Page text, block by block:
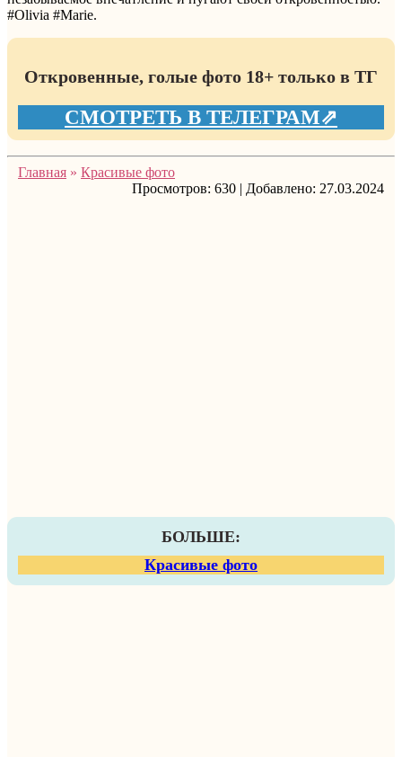
#Olivia #Marie.
Откровенные, голые фото 18+ только в ТГ
СМОТРЕТЬ В ТЕЛЕГРАМ⇗
Главная » Красивые фото
Просмотров: 630 | Добавлено: 27.03.2024
БОЛЬШЕ:
Красивые фото